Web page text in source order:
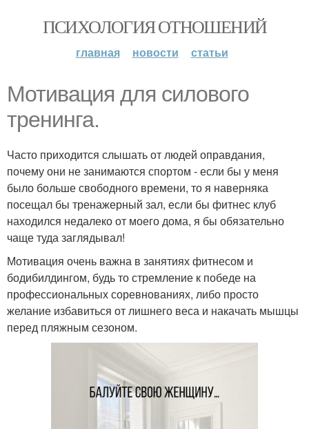
ПСИХОЛОГИЯ ОТНОШЕНИЙ
главная новости статьи
Мотивация для силового
тренинга.
Часто приходится слышать от людей оправдания,
почему они не занимаются спортом - если бы у меня
было больше свободного времени, то я наверняка
посещал бы тренажерный зал, если бы фитнес клуб
находился недалеко от моего дома, я бы обязательно
чаще туда заглядывал!
Мотивация очень важна в занятиях фитнесом и
бодибилдингом, будь то стремление к победе на
профессиональных соревнованиях, либо просто
желание избавиться от лишнего веса и накачать мышцы
перед пляжным сезоном.